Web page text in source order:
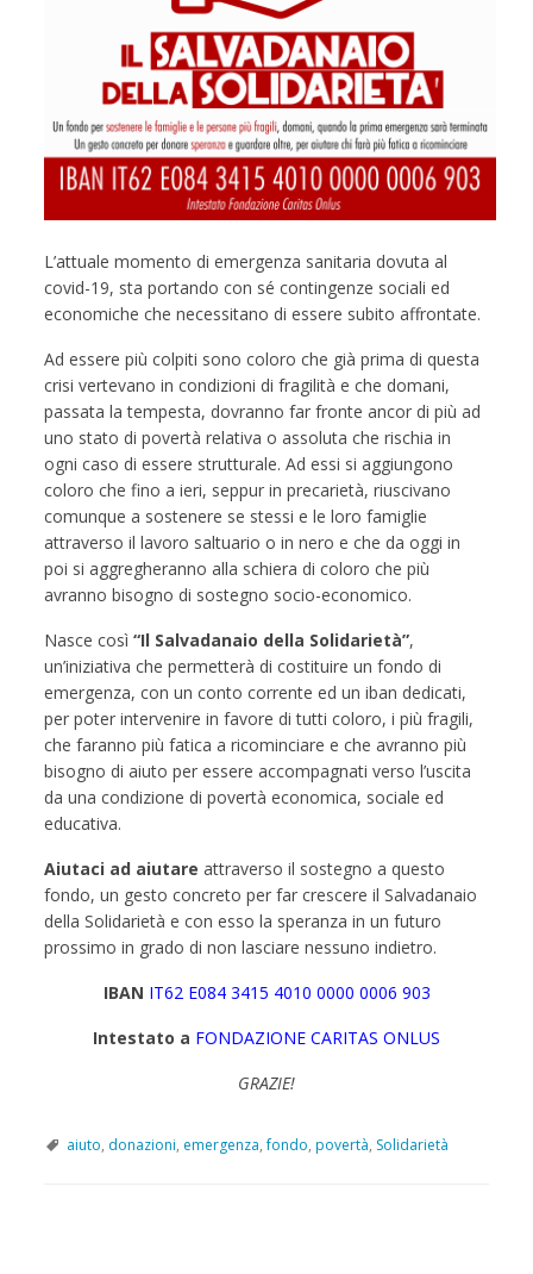
L’attuale momento di emergenza sanitaria dovuta al
covid-19, sta portando con sé contingenze sociali ed
economiche che necessitano di essere subito affrontate.
Ad essere più colpiti sono coloro che già prima di questa
crisi vertevano in condizioni di fragilità e che domani,
passata la tempesta, dovranno far fronte ancor di più ad
uno stato di povertà relativa o assoluta che rischia in
ogni caso di essere strutturale. Ad essi si aggiungono
coloro che fino a ieri, seppur in precarietà, riuscivano
comunque a sostenere se stessi e le loro famiglie
attraverso il lavoro saltuario o in nero e che da oggi in
poi si aggregheranno alla schiera di coloro che più
avranno bisogno di sostegno socio-economico.
Nasce così“Il Salvadanaio della Solidarietà”,
un’iniziativa che permetterà di costituire un fondo di
emergenza, con un conto corrente ed un iban dedicati,
per poter intervenire in favore di tutti coloro, i più fragili,
che faranno più fatica a ricominciare e che avranno più
bisogno di aiuto per essere accompagnati verso l’uscita
da una condizione di povertà economica, sociale ed
educativa.
Aiutaci ad aiutare attraverso il sostegno a questo
fondo, un gesto concreto per far crescere il Salvadanaio
della Solidarietà e con esso la speranza in un futuro
prossimo in grado di non lasciare nessuno indietro.
IBAN IT62 E084 3415 4010 0000 0006 903
Intestato a FONDAZIONE CARITAS ONLUS
GRAZIE!
aiuto, donazioni, emergenza,fondo,povertà, Solidarietà